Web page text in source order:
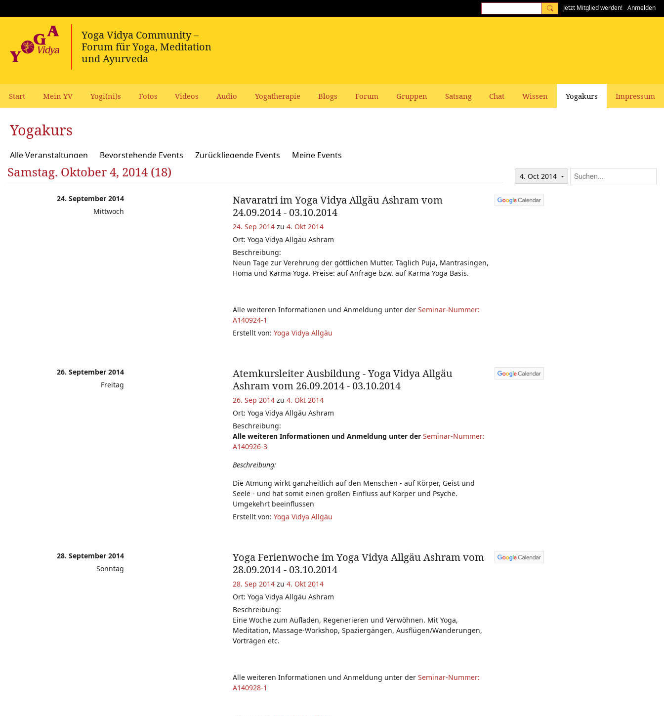
Jetzt Mitglied werden! Anmelden
Start Mein YV Yogi(ni)s Fotos Videos Audio Yogatherapie Blogs Forum Gruppen Satsang Chat Wissen Yogakurs Impressum
Yogakurs
Alle Veranstaltungen Bevorstehende Events Zurückliegende Events Meine Events
Samstag. Oktober 4, 2014 (18) 4. Oct 2014
24. September 2014
Mittwoch
Navaratri im Yoga Vidya Allgäu Ashram vom
24.09.2014 - 03.10.2014
24. Sep 2014 zu4. Okt 2014
Ort: Yoga Vidya Allgäu Ashram
Beschreibung:
Neun Tage zur Verehrung der göttlichen Mutter. Täglich Puja, Mantrasingen,
Homa und Karma Yoga. Preise: auf Anfrage bzw. auf Karma Yoga Basis.
Alle weiteren Informationen und Anmeldung unter derSeminar-Nummer:
A140924-1
Erstellt von:Yoga Vidya Allgäu
26. September 2014
Freitag
Atemkursleiter Ausbildung - Yoga Vidya Allgäu
Ashram vom 26.09.2014 - 03.10.2014
26. Sep 2014 zu4. Okt 2014
Ort: Yoga Vidya Allgäu Ashram
Beschreibung:
Alle weiteren Informationen und Anmeldung unter derSeminar-Nummer:
A140926-3
Beschreibung:
Die Atmung wirkt ganzheitlich auf den Menschen - auf Körper, Geist und
Seele - und hat somit einen großen Einfluss auf Körper und Psyche.
Umgekehrt beeinflussen
Erstellt von:Yoga Vidya Allgäu
28. September 2014
Sonntag
Yoga Ferienwoche im Yoga Vidya Allgäu Ashram vom
28.09.2014 - 03.10.2014
28. Sep 2014 zu4. Okt 2014
Ort: Yoga Vidya Allgäu Ashram
Beschreibung:
Eine Woche zum Aufladen, Regenerieren und Verwöhnen. Mit Yoga,
Meditation, Massage-Workshop, Spaziergängen, Ausflügen/Wanderungen,
Vorträgen etc.
Alle weiteren Informationen und Anmeldung unter derSeminar-Nummer:
A140928-1